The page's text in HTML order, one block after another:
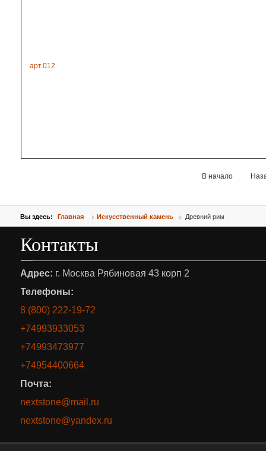
арт.012
В начало
Вы здесь: Главная Искусственный камень Древний рим
Контакты
Адрес: г. Москва Рябиновая 43 корп 2
Телефоны:
8 (800) 222-19-72
+74993933053
+74993473977
+74954400664
Почта:
nextstone@mail.ru
nextstone@yandex.ru